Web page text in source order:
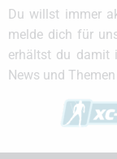
Du willst immer
melde dich für
erhältst du damit
News und